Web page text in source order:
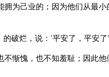
为己业的；因为他们从最
破烂，说：‘平安了，平安了
惭愧，也不知羞耻；因此